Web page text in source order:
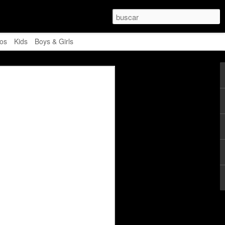
Kids Boys & Girls
lo que ha sido y lo que no... el
la suma global y me encanta!